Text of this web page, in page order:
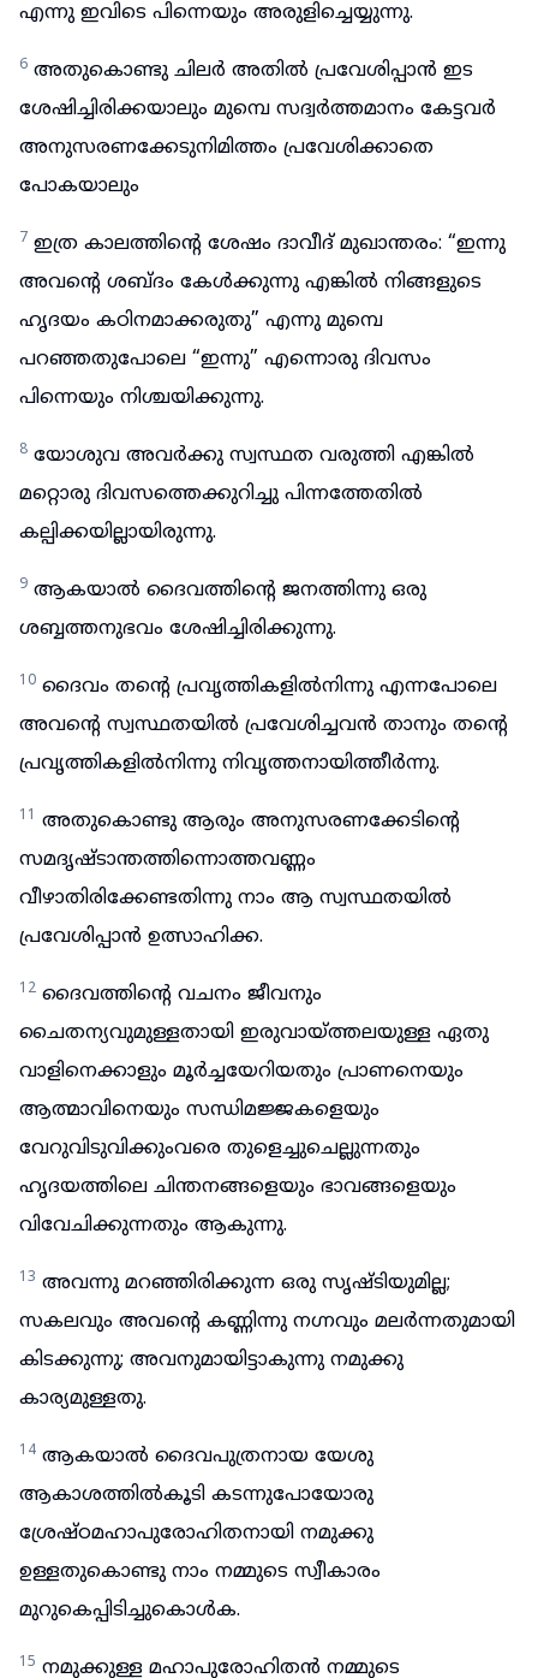
എന്നു ഇവിടെ പിന്നെയും അരുളിച്ചെയ്യുന്നു.
6 അതുകൊണ്ടു ചിലർ അതിൽ പ്രവേശിപ്പാൻ ഇട
ശേഷിച്ചിരിക്കയാലും മുമ്പെ സദ്വർത്തമാനം കേട്ടവർ
അനുസരണക്കേടുനിമിത്തം പ്രവേശിക്കാതെ
പോകയാലും
7 ഇത്ര കാലത്തിന്റെ ശേഷം ദാവീദ് മുഖാന്തരം: “ഇന്നു
അവന്റെ ശബ്ദം കേൾക്കുന്നു എങ്കിൽ നിങ്ങളുടെ
ഹൃദയം കഠിനമാക്കരുതു” എന്നു മുമ്പെ
പറഞ്ഞതുപോലെ “ഇന്നു” എന്നൊരു ദിവസം
പിന്നെയും നിശ്ചയിക്കുന്നു.
8 യോശുവ അവർക്കു സ്വസ്ഥത വരുത്തി എങ്കിൽ
മറ്റൊരു ദിവസത്തെക്കുറിച്ചു പിന്നത്തേതിൽ
കല്പിക്കയില്ലായിരുന്നു.
9 ആകയാൽ ദൈവത്തിന്റെ ജനത്തിന്നു ഒരു
ശബ്ബത്തനുഭവം ശേഷിച്ചിരിക്കുന്നു.
10 ദൈവം തന്റെ പ്രവൃത്തികളിൽനിന്നു എന്നപോലെ
അവന്റെ സ്വസ്ഥതയിൽ പ്രവേശിച്ചവൻ താനും തന്റെ
പ്രവൃത്തികളിൽനിന്നു നിവൃത്തനായിത്തീർന്നു.
11 അതുകൊണ്ടു ആരും അനുസരണക്കേടിന്റെ
സമദൃഷ്ടാന്തത്തിന്നൊത്തവണ്ണം
വീഴാതിരിക്കേണ്ടതിന്നു നാം ആ സ്വസ്ഥതയിൽ
പ്രവേശിപ്പാൻ ഉത്സാഹിക്ക.
12 ദൈവത്തിന്റെ വചനം ജീവനും
ചൈതന്യവുമുള്ളതായി ഇരുവായ്ത്തലയുള്ള ഏതു
വാളിനെക്കാളും മൂർച്ചയേറിയതും പ്രാണനെയും
ആത്മാവിനെയും സന്ധിമജ്ജകളെയും
വേറുവിടുവിക്കുംവരെ തുളെച്ചുചെല്ലുന്നതും
ഹൃദയത്തിലെ ചിന്തനങ്ങളെയും ഭാവങ്ങളെയും
വിവേചിക്കുന്നതും ആകുന്നു.
13 അവന്നു മറഞ്ഞിരിക്കുന്ന ഒരു സൃഷ്ടിയുമില്ല;
സകലവും അവന്റെ കണ്ണിന്നു നഗ്നവും മലർന്നതുമായി
കിടക്കുന്നു; അവനുമായിട്ടാകുന്നു നമുക്കു
കാര്യമുള്ളതു.
14 ആകയാൽ ദൈവപുത്രനായ യേശു
ആകാശത്തിൽകൂടി കടന്നുപോയോരു
ശ്രേഷ്ഠമഹാപുരോഹിതനായി നമുക്കു
ഉള്ളതുകൊണ്ടു നാം നമ്മുടെ സ്വീകാരം
മുറുകെപ്പിടിച്ചുകൊൾക.
15 നമുക്കുള്ള മഹാപുരോഹിതൻ നമ്മുടെ